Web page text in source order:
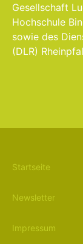
Gesellschaft
Hochschule
sowie des
(DLR)
Startseite
Newsletter
Impressum